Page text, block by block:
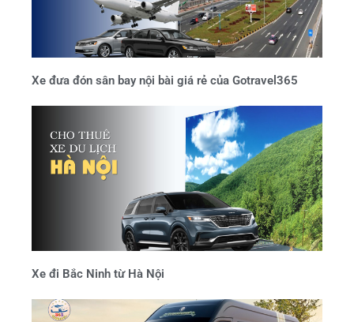
Xe đưa đón sân bay nội bài giá rẻ của Gotravel365
Xe đi Bắc Ninh từ Hà Nội